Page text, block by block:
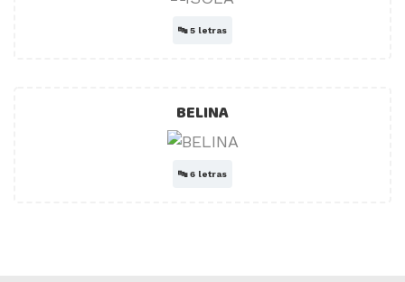
🔤5 letras
BELINA
🔤6 letras